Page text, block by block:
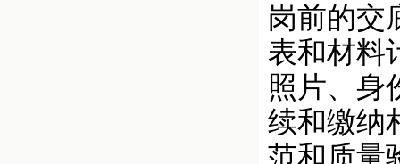
岗前的交
表和材料
照片、身
续和缴纳
范和质量